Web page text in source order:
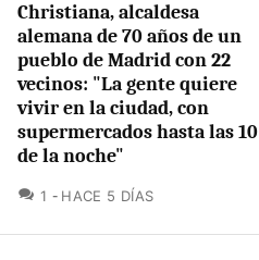
Christiana, alcaldesa
alemana de 70 años de un
pueblo de Madrid con 22
vecinos: "La gente quiere
vivir en la ciudad, con
supermercados hasta las 10
de la noche"
1 COMENTARIOS
HACE 5 DÍAS